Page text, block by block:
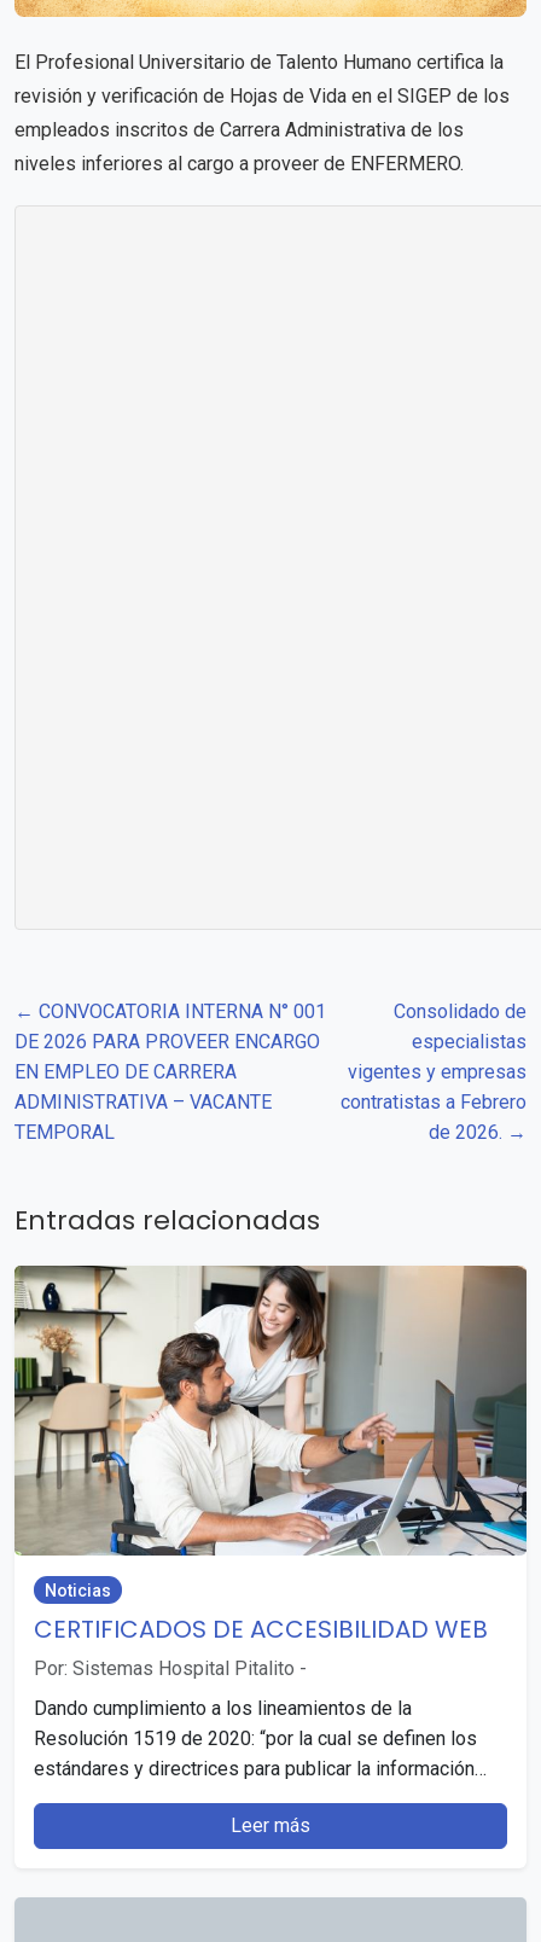
El Profesional Universitario de Talento Humano certifica la
revisión y verificación de Hojas de Vida en el SIGEP de los
empleados inscritos de Carrera Administrativa de los
niveles inferiores al cargo a proveer de ENFERMERO.
← CONVOCATORIA INTERNA N° 001
DE 2026 PARA PROVEER ENCARGO
EN EMPLEO DE CARRERA
ADMINISTRATIVA – VACANTE
TEMPORAL
Consolidado de
especialistas
vigentes y empresas
contratistas a Febrero
de 2026. →
Entradas relacionadas
Noticias
CERTIFICADOS DE ACCESIBILIDAD WEB
Por: Sistemas Hospital Pitalito -
Dando cumplimiento a los lineamientos de la
Resolución 1519 de 2020: “por la cual se definen los
estándares y directrices para publicar la información…
Leer más